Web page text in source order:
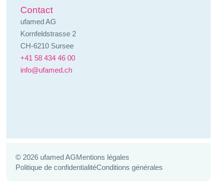
Contact
ufamed AG
Kornfeldstrasse 2
CH-6210 Sursee
+41 58 434 46 00
info@ufamed.ch
© 2026 ufamed AGMentions légales
Politique de confidentialitéConditions générales